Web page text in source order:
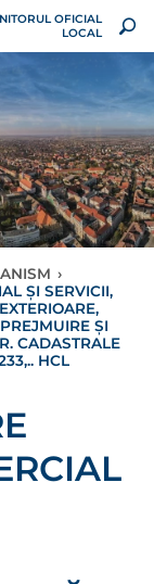
OFICIAL
LOCAL
›
ȘI SERVICII,
ȘI
CADASTRALE
HCL